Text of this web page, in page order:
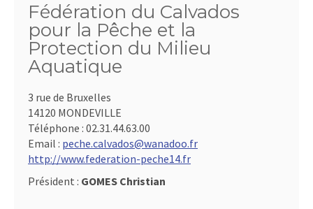
Fédération du Calvados
pour la Pêche et la
Protection du Milieu
Aquatique
3 rue de Bruxelles
14120 MONDEVILLE
Téléphone : 02.31.44.63.00
Email : peche.calvados@wanadoo.fr
http://www.federation-peche14.fr
Président : GOMES Christian